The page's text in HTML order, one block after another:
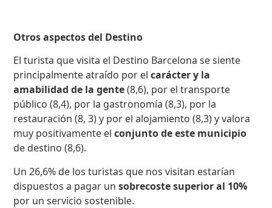
Otros aspectos del Destino
El turista que visita el Destino Barcelona se siente
principalmente atraído por elcarácter y la
amabilidad de la gente(8,6), por el transporte
público (8,4), por la gastronomía (8,3), por la
restauración (8, 3) y por el alojamiento (8,3) y valora
muy positivamente elconjunto de este municipio
de destino (8,6).
Un 26,6% de los turistas que nos visitan estarían
dispuestos a pagar unsobrecoste superior al 10%
por un servicio sostenible.